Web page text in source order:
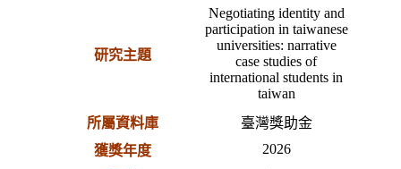
研究主題
Negotiating identity and
participation in taiwanese
universities: narrative
case studies of
international students in
taiwan
所屬資料庫
臺灣獎助金
獲獎年度
2026